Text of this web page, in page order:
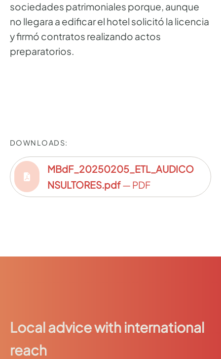
sociedades patrimoniales porque, aunque
no llegara a edificar el hotel solicitó la licencia
y firmó contratos realizando actos
preparatorios.
DOWNLOADS:
MBdF_20250205_ETL_AUDICO
NSULTORES.pdf— PDF
Local advice with international
reach